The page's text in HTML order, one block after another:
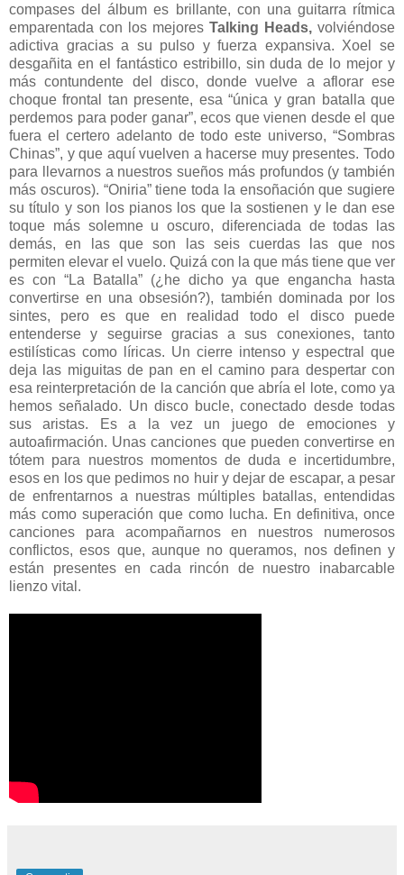
compases del álbum es brillante, con una guitarra rítmica
emparentada con los mejores Talking Heads, volviéndose
adictiva gracias a su pulso y fuerza expansiva. Xoel se
desgañita en el fantástico estribillo, sin duda de lo mejor y
más contundente del disco, donde vuelve a aflorar ese
choque frontal tan presente, esa “única y gran batalla que
perdemos para poder ganar”, ecos que vienen desde el que
fuera el certero adelanto de todo este universo, “Sombras
Chinas”, y que aquí vuelven a hacerse muy presentes. Todo
para llevarnos a nuestros sueños más profundos (y también
más oscuros). “Oniria” tiene toda la ensoñación que sugiere
su título y son los pianos los que la sostienen y le dan ese
toque más solemne u oscuro, diferenciada de todas las
demás, en las que son las seis cuerdas las que nos
permiten elevar el vuelo. Quizá con la que más tiene que ver
es con “La Batalla” (¿he dicho ya que engancha hasta
convertirse en una obsesión?), también dominada por los
sintes, pero es que en realidad todo el disco puede
entenderse y seguirse gracias a sus conexiones, tanto
estilísticas como líricas. Un cierre intenso y espectral que
deja las miguitas de pan en el camino para despertar con
esa reinterpretación de la canción que abría el lote, como ya
hemos señalado. Un disco bucle, conectado desde todas
sus aristas. Es a la vez un juego de emociones y
autoafirmación. Unas canciones que pueden convertirse en
tótem para nuestros momentos de duda e incertidumbre,
esos en los que pedimos no huir y dejar de escapar, a pesar
de enfrentarnos a nuestras múltiples batallas, entendidas
más como superación que como lucha. En definitiva, once
canciones para acompañarnos en nuestros numerosos
conflictos, esos que, aunque no queramos, nos definen y
están presentes en cada rincón de nuestro inabarcable
lienzo vital.